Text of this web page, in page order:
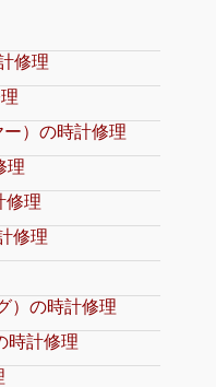
修理
）の時計修理
理
修理
修理
）の時計修理
時計修理